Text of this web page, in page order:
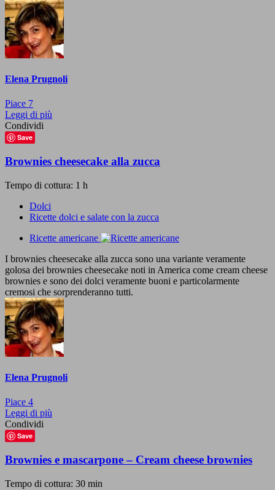
Elena Prugnoli
Piace 7
Leggi di più
Condividi
Save
Brownies cheesecake alla zucca
Tempo di cottura: 1 h
Dolci
Ricette dolci e salate con la zucca
Ricette americane
I brownies cheesecake alla zucca sono una variante veramente
golosa dei brownies cheesecake noti in America come cream cheese
brownies e sono dei dolci veramente buoni e particolarmente
cremosi che sorprenderanno tutti.
Elena Prugnoli
Piace 4
Leggi di più
Condividi
Save
Brownies e mascarpone – Cream cheese brownies
Tempo di cottura: 30 min